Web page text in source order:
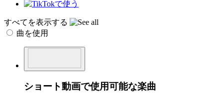
すべてを表示する
曲を使用
ショート動画で使用可能な楽曲